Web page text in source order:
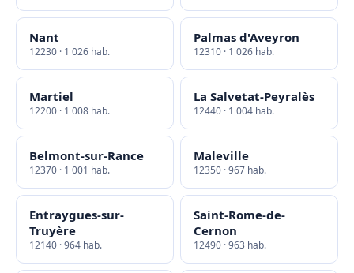
Nant
12230 · 1 026 hab.
Palmas d'Aveyron
12310 · 1 026 hab.
Martiel
12200 · 1 008 hab.
La Salvetat-Peyralès
12440 · 1 004 hab.
Belmont-sur-Rance
12370 · 1 001 hab.
Maleville
12350 · 967 hab.
Entraygues-sur-
Truyère
12140 · 964 hab.
Saint-Rome-de-
Cernon
12490 · 963 hab.